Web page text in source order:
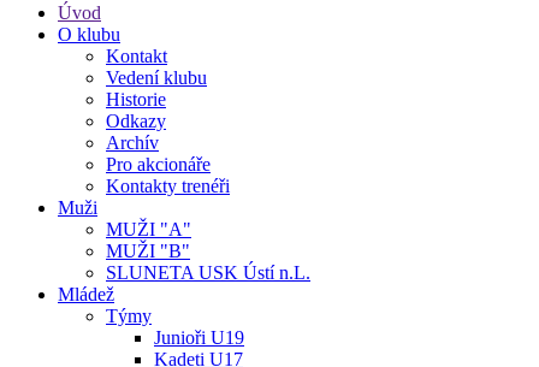
Úvod
O klubu
Kontakt
Vedení klubu
Historie
Odkazy
Archív
Pro akcionáře
Kontakty trenéři
Muži
MUŽI "A"
MUŽI "B"
SLUNETA USK Ústí n.L.
Mládež
Týmy
Junioři U19
Kadeti U17